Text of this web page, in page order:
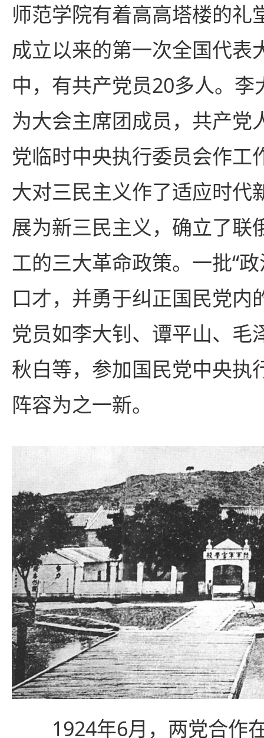
师范学院有着高高塔楼的礼
成立以来的第一次全国代表
中，有共产党员20多人。
为大会主席团成员，共产党
党临时中央执行委员会作工
大对三民主义作了适应时代
展为新三民主义，确立了联
工的三大革命政策。一批“
口才，并勇于纠正国民党内
党员如李大钊、谭平山、毛
秋白等，参加国民党中央执
阵容为之一新。
1924年6月，两党合作